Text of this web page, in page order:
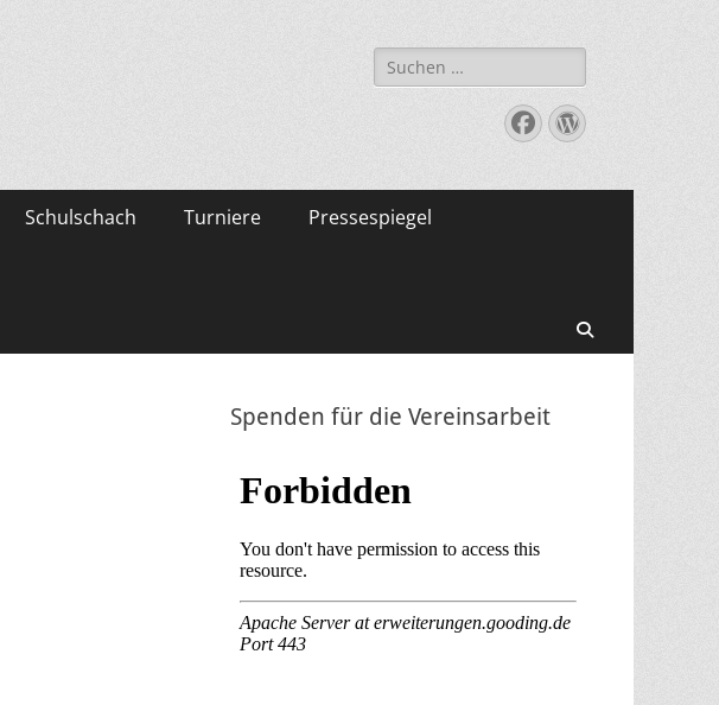
Suche
nach:
Facebook
WordPress
Schulschach Turniere Pressespiegel
Spenden für die Vereinsarbeit